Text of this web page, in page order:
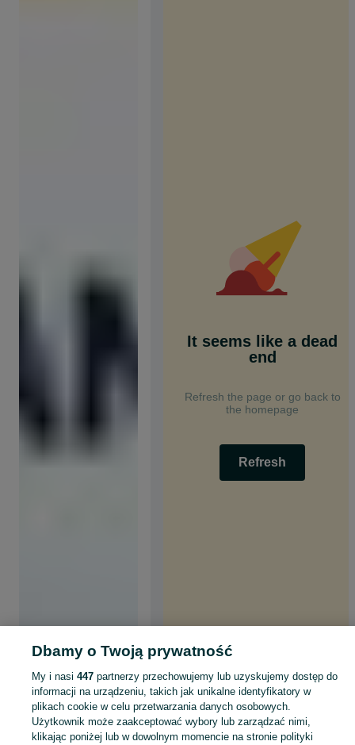
It seems like a dead
end
Refresh the page or go back to
the homepage
Refresh
Dbamy o Twoją prywatność
My i nasi 447partnerzy przechowujemy lub uzyskujemy dostęp do
informacji na urządzeniu, takich jak unikalne identyfikatory w
plikach cookie w celu przetwarzania danych osobowych.
Użytkownik może zaakceptować wybory lub zarządzać nimi,
klikając poniżej lub w dowolnym momencie na stronie polityki